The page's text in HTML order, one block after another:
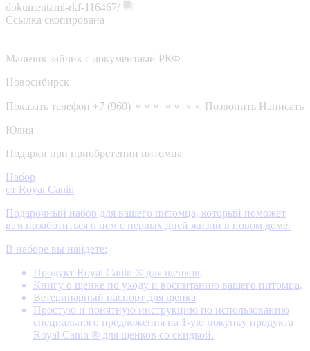
dokumentami-rkf-116467/
Ссылка скопирована
Мальчик зайчик с документами РКФ
Новосибирск
Показать телефон +7 (960) ⚬⚬⚬ ⚬⚬ ⚬⚬ Позвонить Написать
Юлия
Подарки при приобретении питомца
Набор
от Royal Canin
Подарочный набор для вашего питомца, который поможет
вам позаботиться о нем с первых дней жизни в новом доме.
В наборе вы найдете:
Продукт Royal Canin ® для щенков,
Книгу о щенке по уходу и воспитанию вашего питомца,
Ветеринарный паспорт для щенка
Простую и понятную инструкцию по использованию
специального предложения на 1-ую покупку продукта
Royal Canin ® для щенков со скидкой.